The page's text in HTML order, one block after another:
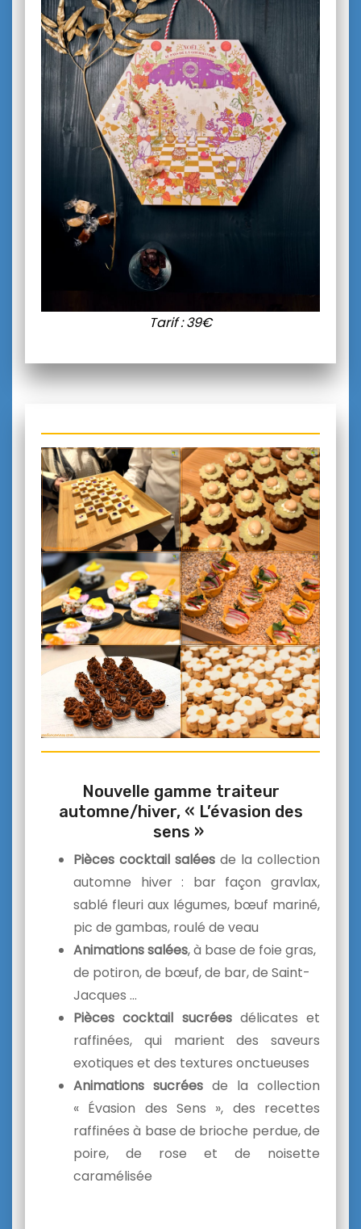
Tarif : 39€
Nouvelle gamme traiteur
automne/hiver, « L’évasion des
sens »
Pièces cocktail salées de la collection
automne hiver : bar façon gravlax,
sablé fleuri aux légumes, bœuf mariné,
pic de gambas, roulé de veau
Animations salées, à base de foie gras,
de potiron, de bœuf, de bar, de Saint-
Jacques …
Pièces cocktail sucréesdélicates et
raffinées, qui marient des saveurs
exotiques et des textures onctueuses
Animations sucrées de la collection
« Évasion des Sens », des recettes
raffinées à base de brioche perdue, de
poire, de rose et de noisette
caramélisée